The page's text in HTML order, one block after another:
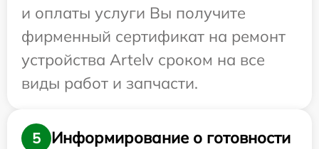
и оплаты услуги Вы получите
фирменный сертификат на ремонт
устройства Artelv сроком на все
виды работ и запчасти.
5
Информирование о готовности